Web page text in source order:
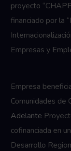
proyecto
financiado por la
Empresas y
Empresa
Comunidades de
Adelante
cofinanciada en
Desarrollo